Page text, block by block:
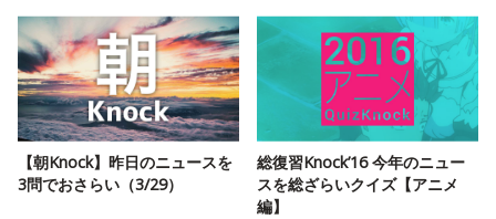
【朝Knock】昨日のニュースを
3問でおさらい（3/29）
総復習Knock’16 今年のニュー
スを総ざらいクイズ【アニメ
編】